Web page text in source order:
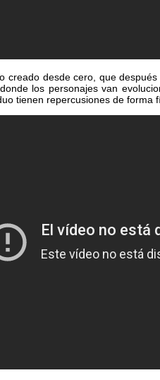
creado desde cero, que
los personajes van
tienen repercusiones de forma